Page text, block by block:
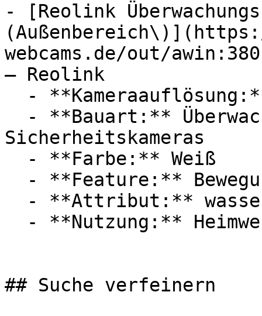
- [Reolink
webcams.de/out/
— Reolink
Sicherheitskameras
## Suche verfeinern